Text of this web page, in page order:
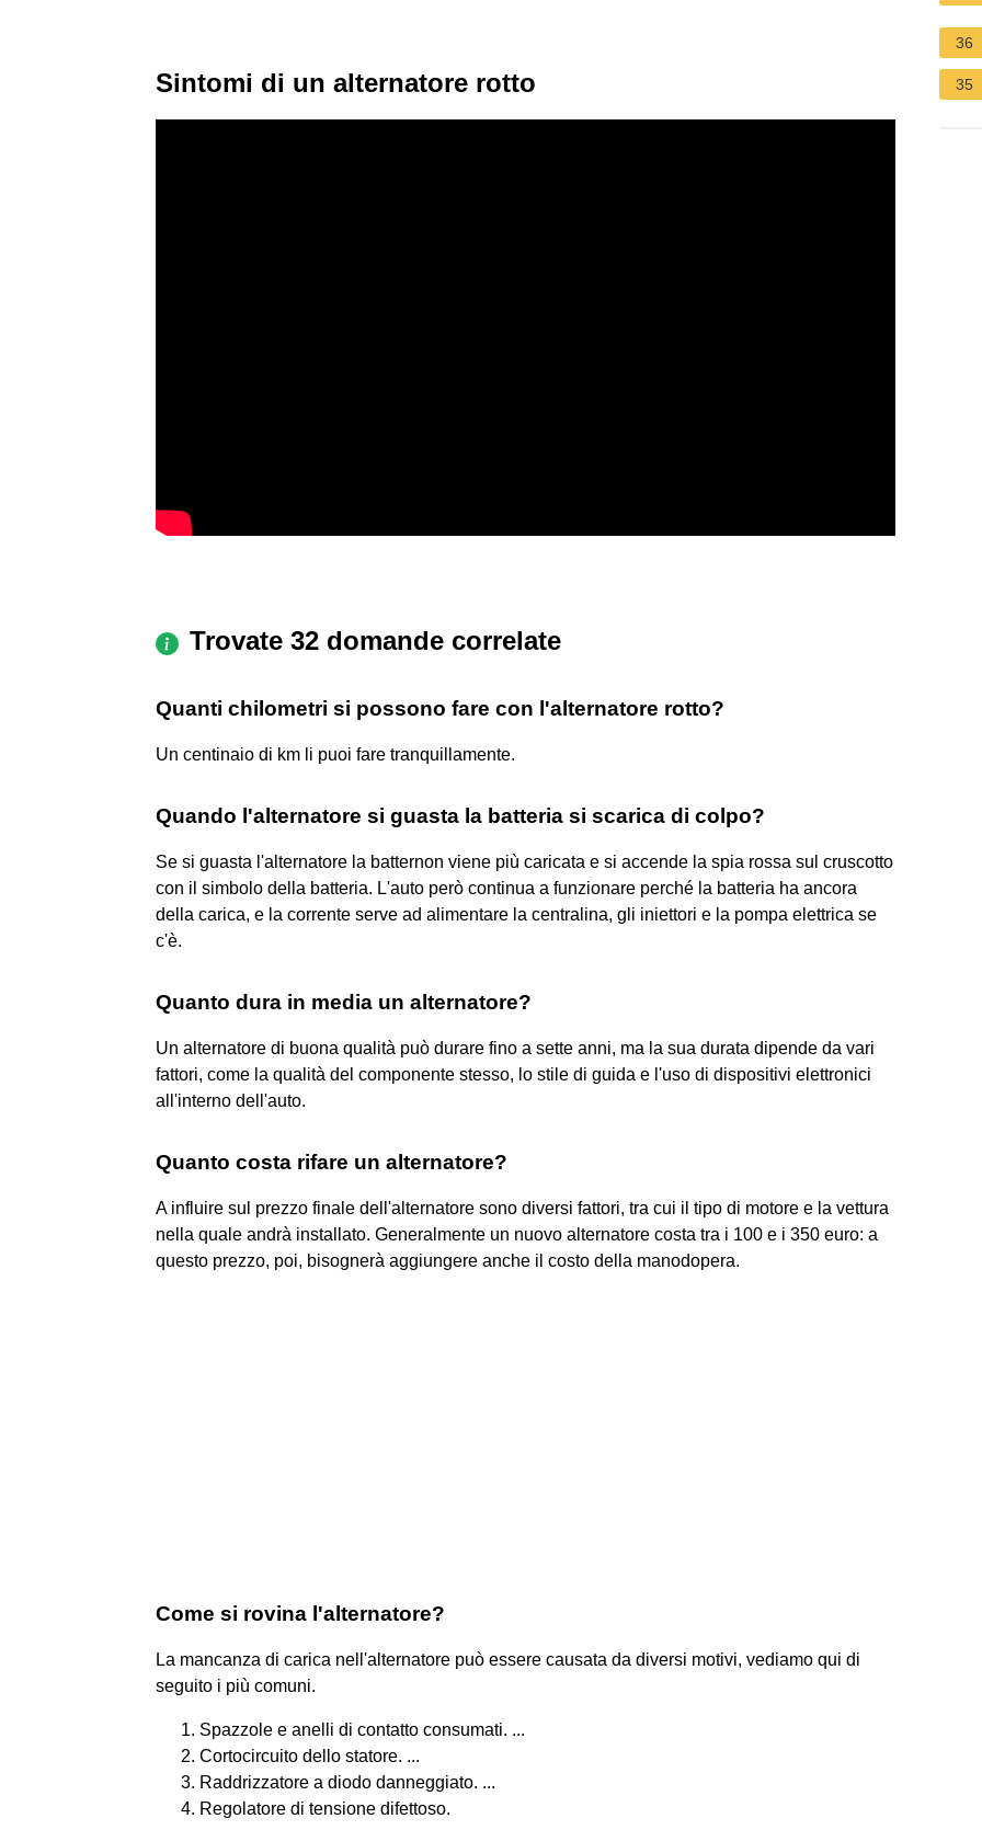
Sintomi di un alternatore rotto
Trovate 32 domande correlate
Quanti chilometri si possono fare con l'alternatore rotto?
Un centinaio di km li puoi fare tranquillamente.
Quando l'alternatore si guasta la batteria si scarica di colpo?
Se si guasta l'alternatore la batternon viene più caricata e si accende la spia rossa sul cruscotto
con il simbolo della batteria. L'auto però continua a funzionare perché la batteria ha ancora
della carica, e la corrente serve ad alimentare la centralina, gli iniettori e la pompa elettrica se
c'è.
Quanto dura in media un alternatore?
Un alternatore di buona qualità può durare fino a sette anni, ma la sua durata dipende da vari
fattori, come la qualità del componente stesso, lo stile di guida e l'uso di dispositivi elettronici
all'interno dell'auto.
Quanto costa rifare un alternatore?
A influire sul prezzo finale dell'alternatore sono diversi fattori, tra cui il tipo di motore e la vettura
nella quale andrà installato. Generalmente un nuovo alternatore costa tra i 100 e i 350 euro: a
questo prezzo, poi, bisognerà aggiungere anche il costo della manodopera.
Come si rovina l'alternatore?
La mancanza di carica nell'alternatore può essere causata da diversi motivi, vediamo qui di
seguito i più comuni.
Spazzole e anelli di contatto consumati. ...
Cortocircuito dello statore. ...
Raddrizzatore a diodo danneggiato. ...
Regolatore di tensione difettoso.
36
35